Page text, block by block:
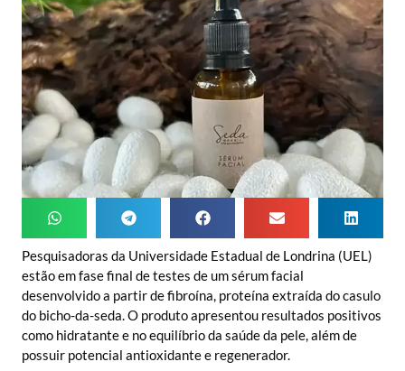
Pesquisadoras da Universidade Estadual de Londrina (UEL)
estão em fase final de testes de um sérum facial
desenvolvido a partir de fibroína, proteína extraída do casulo
do bicho-da-seda. O produto apresentou resultados positivos
como hidratante e no equilíbrio da saúde da pele, além de
possuir potencial antioxidante e regenerador.